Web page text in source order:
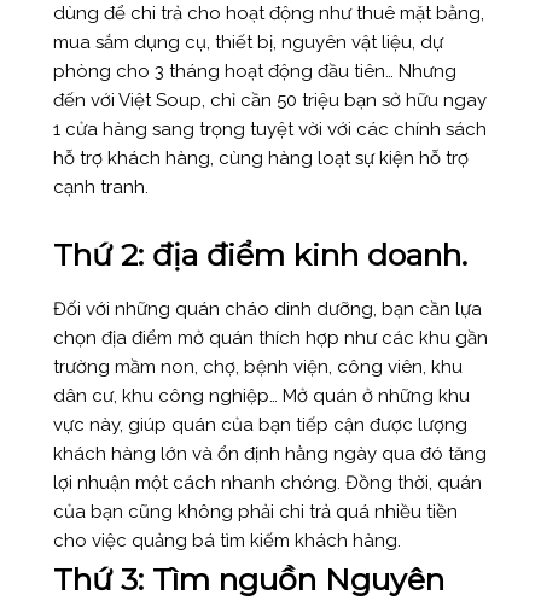
dùng để chi trả cho hoạt động như thuê mặt bằng,
mua sắm dụng cụ, thiết bị, nguyên vật liệu, dự
phòng cho 3 tháng hoạt động đầu tiên… Nhưng
đến với Việt Soup, chỉ cần 50 triệu bạn sở hữu ngay
1 cửa hàng sang trọng tuyệt vời với các chính sách
hỗ trợ khách hàng, cùng hàng loạt sự kiện hỗ trợ
cạnh tranh.
Thứ 2: địa điểm kinh doanh.
Đối với những quán cháo dinh dưỡng, bạn cần lựa
chọn địa điểm mở quán thích hợp như các khu gần
trường mầm non, chợ, bệnh viện, công viên, khu
dân cư, khu công nghiệp… Mở quán ở những khu
vực này, giúp quán của bạn tiếp cận được lượng
khách hàng lớn và ổn định hằng ngày qua đó tăng
lợi nhuận một cách nhanh chóng. Đồng thời, quán
của bạn cũng không phải chi trả quá nhiều tiền
cho việc quảng bá tìm kiếm khách hàng.
Thứ 3: Tìm nguồn Nguyên